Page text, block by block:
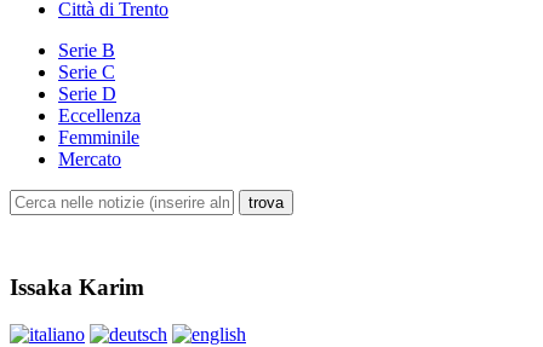
Città di Trento
Serie B
Serie C
Serie D
Eccellenza
Femminile
Mercato
Issaka Karim